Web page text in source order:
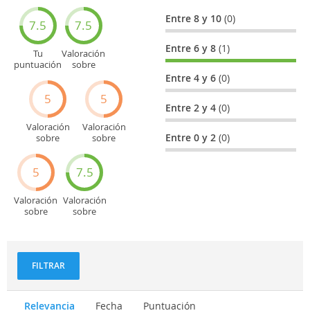
7.5
Tu
puntuación
7.5
Valoración
sobre
5
Valoración
sobre
5
Valoración
sobre
turísticos
5
Valoración
sobre
7.5
Valoración
sobre
Entre 8 y 10(0)
Entre 6 y 8(1)
Entre 4 y 6(0)
Entre 2 y 4(0)
Entre 0 y 2(0)
FILTRAR
Relevancia Fecha Puntuación